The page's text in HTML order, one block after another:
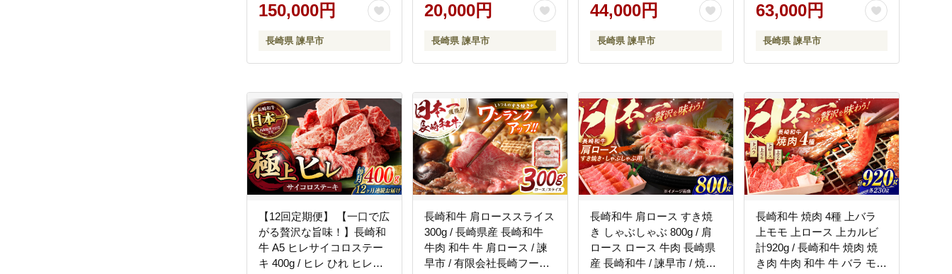
150,000円
長崎県 諫早市
20,000円
長崎県 諫早市
[AHCW071]
44,000円
長崎県 諫早市
63,000円
長崎県 諫早市
【12回定期便】 【一口で広
がる贅沢な旨味！】長崎和
牛 A5 ヒレサイコロステー
キ 400g / ヒレ ひれ ヒレス
長崎和牛 肩ローススライス
300g / 長崎県産 長崎和牛
牛肉 和牛 牛 肩ロース / 諫
早市 / 有限会社長崎フード
長崎和牛 肩ロース すき焼
き しゃぶしゃぶ 800g / 肩
ロース ロース 牛肉 長崎県
産 長崎和牛 / 諫早市 / 焼肉
長崎和牛 焼肉 4種 上バラ
上モモ 上ロース 上カルビ
計920g / 長崎和牛 焼肉 焼
き肉 牛肉 和牛 牛 バラ モモ